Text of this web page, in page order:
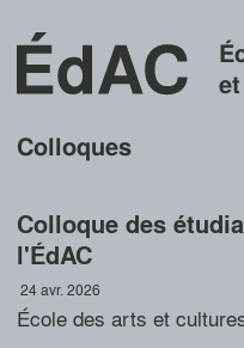
Colloques
Colloque des
l'ÉdAC
24 avr. 2026
École des arts et